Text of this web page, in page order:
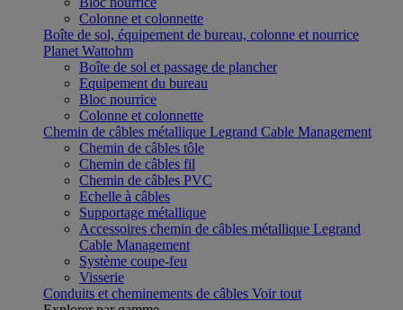
Colonne et colonnette
Boîte de sol, équipement de bureau, colonne et nourrice
Planet Wattohm
Boîte de sol et passage de plancher
Equipement du bureau
Bloc nourrice
Colonne et colonnette
Chemin de câbles métallique Legrand Cable Management
Chemin de câbles tôle
Chemin de câbles fil
Chemin de câbles PVC
Echelle à câbles
Supportage métallique
Accessoires chemin de câbles métallique Legrand
Cable Management
Système coupe-feu
Visserie
Conduits et cheminements de câbles Voir tout